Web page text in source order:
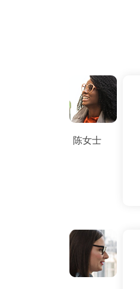
陈女士